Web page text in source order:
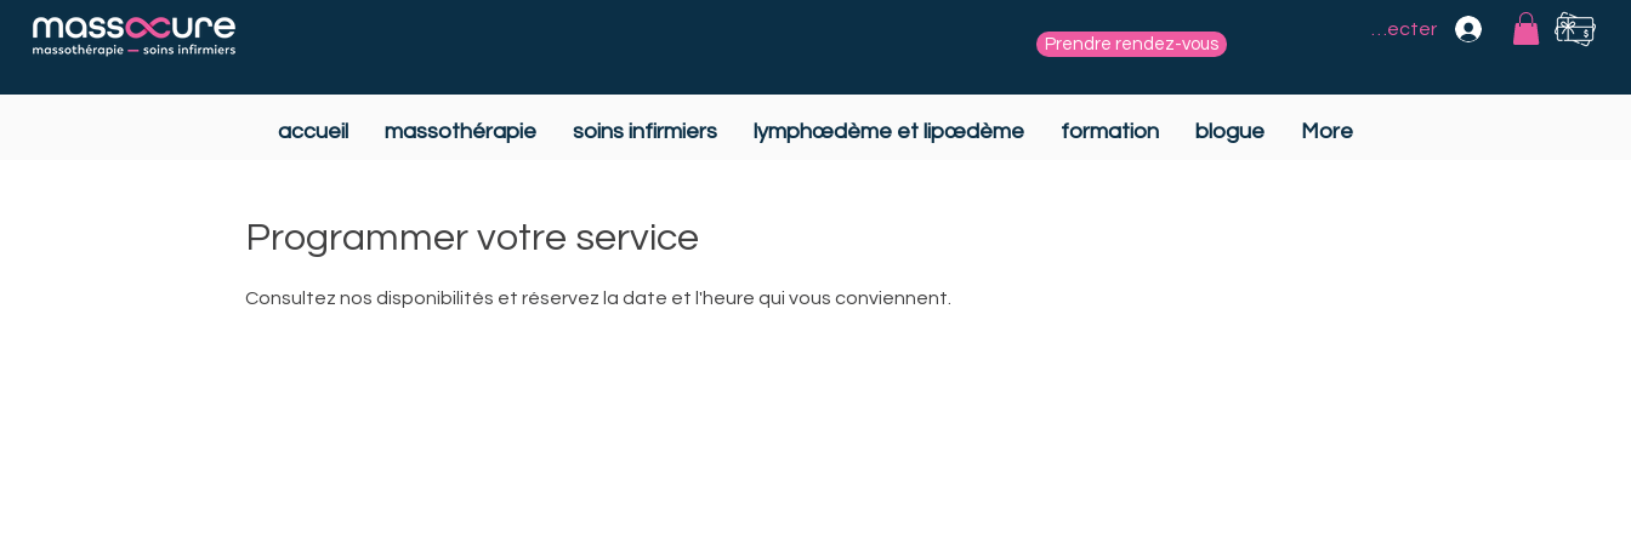
Prendre rendez-vous
Se connecter
accueil massothérapie soins infirmiers lymphœdème et lipœdème formation blogue More
Programmer votre service
Consultez nos disponibilités et réservez la date et l'heure qui vous conviennent.